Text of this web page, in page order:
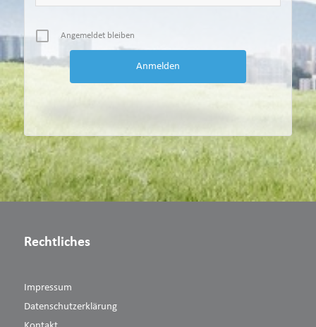
Angemeldet bleiben
Rechtliches
Impressum
Datenschutzerklärung